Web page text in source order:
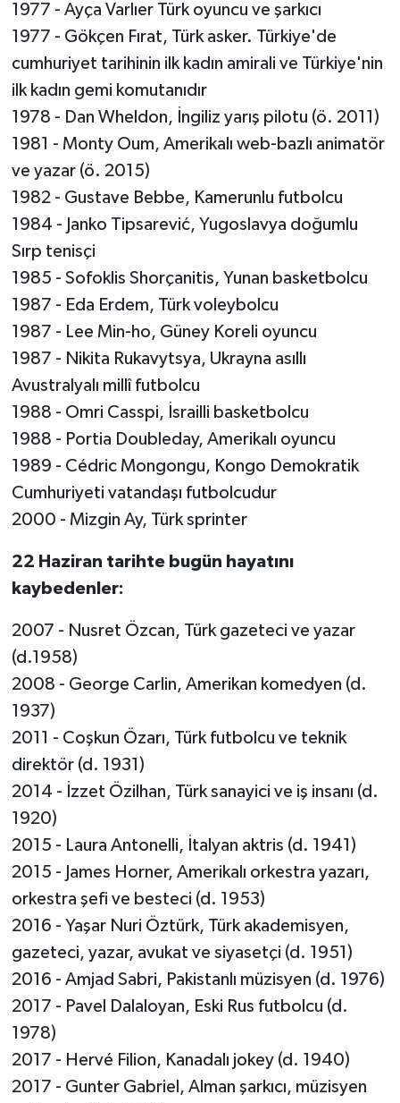
1977 - Ayça Varlıer Türk oyuncu ve şarkıcı
1977 - Gökçen Fırat, Türk asker. Türkiye'de
cumhuriyet tarihinin ilk kadın amirali ve Türkiye'nin
ilk kadın gemi komutanıdır
1978 - Dan Wheldon, İngiliz yarış pilotu (ö. 2011)
1981 - Monty Oum, Amerikalı web-bazlı animatör
ve yazar (ö. 2015)
1982 - Gustave Bebbe, Kamerunlu futbolcu
1984 - Janko Tipsarević, Yugoslavya doğumlu
Sırp tenisçi
1985 - Sofoklis Shorçanitis, Yunan basketbolcu
1987 - Eda Erdem, Türk voleybolcu
1987 - Lee Min-ho, Güney Koreli oyuncu
1987 - Nikita Rukavytsya, Ukrayna asıllı
Avustralyalı millî futbolcu
1988 - Omri Casspi, İsrailli basketbolcu
1988 - Portia Doubleday, Amerikalı oyuncu
1989 - Cédric Mongongu, Kongo Demokratik
Cumhuriyeti vatandaşı futbolcudur
2000 - Mizgin Ay, Türk sprinter
22 Haziran tarihte bugün hayatını
kaybedenler:
2007 - Nusret Özcan, Türk gazeteci ve yazar
(d.1958)
2008 - George Carlin, Amerikan komedyen (d.
1937)
2011 - Coşkun Özarı, Türk futbolcu ve teknik
direktör (d. 1931)
2014 - İzzet Özilhan, Türk sanayici ve iş insanı (d.
1920)
2015 - Laura Antonelli, İtalyan aktris (d. 1941)
2015 - James Horner, Amerikalı orkestra yazarı,
orkestra şefi ve besteci (d. 1953)
2016 - Yaşar Nuri Öztürk, Türk akademisyen,
gazeteci, yazar, avukat ve siyasetçi (d. 1951)
2016 - Amjad Sabri, Pakistanlı müzisyen (d. 1976)
2017 - Pavel Dalaloyan, Eski Rus futbolcu (d.
1978)
2017 - Hervé Filion, Kanadalı jokey (d. 1940)
2017 - Gunter Gabriel, Alman şarkıcı, müzisyen